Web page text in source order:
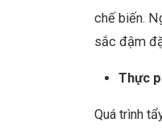
chế biến.
sắc đậm
Thực
Quá trình